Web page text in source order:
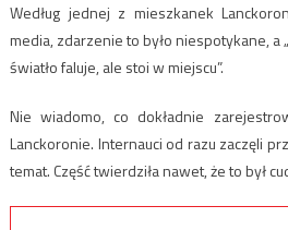
Według jednej z mieszkanek
media, zdarzenie to było niespotykane, a
światło faluje, ale stoi w miejscu”.
Nie wiadomo, co dokładnie
Lanckoronie. Internauci od razu zaczęli
temat. Część twierdziła nawet, że to był